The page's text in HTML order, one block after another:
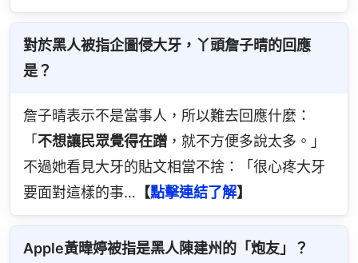
對於黑人被指企圖侵大牙，丫頭詹子晴的回應
是？
詹子晴表示不是當事人，所以難去回應什麼：
「 不想讓民眾覺得在蹭 ，就不方便多說太多。」
不過她看見大牙的貼文相當不捨：「很心疼大牙
要面對這樣的事… 【點擊連結了解】
Apple黃暐婷被指是黑人陳建州的「炮友」？